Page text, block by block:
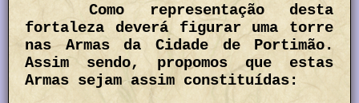
Como representação desta
fortaleza deverá figurar uma torre
nas Armas da Cidade de Portimão.
Assim sendo, propomos que estas
Armas sejam assim constituídas: